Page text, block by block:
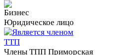
Юридическое лицо
Члены ТПП Приморская